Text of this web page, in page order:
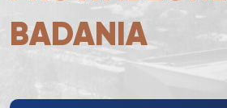
BADANIA